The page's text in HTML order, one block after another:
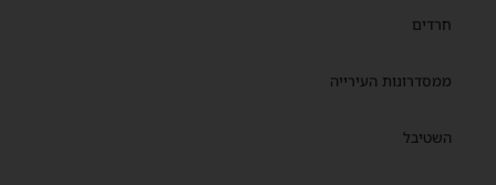
חרדים
ממסדרונות העירייה
השטיבל